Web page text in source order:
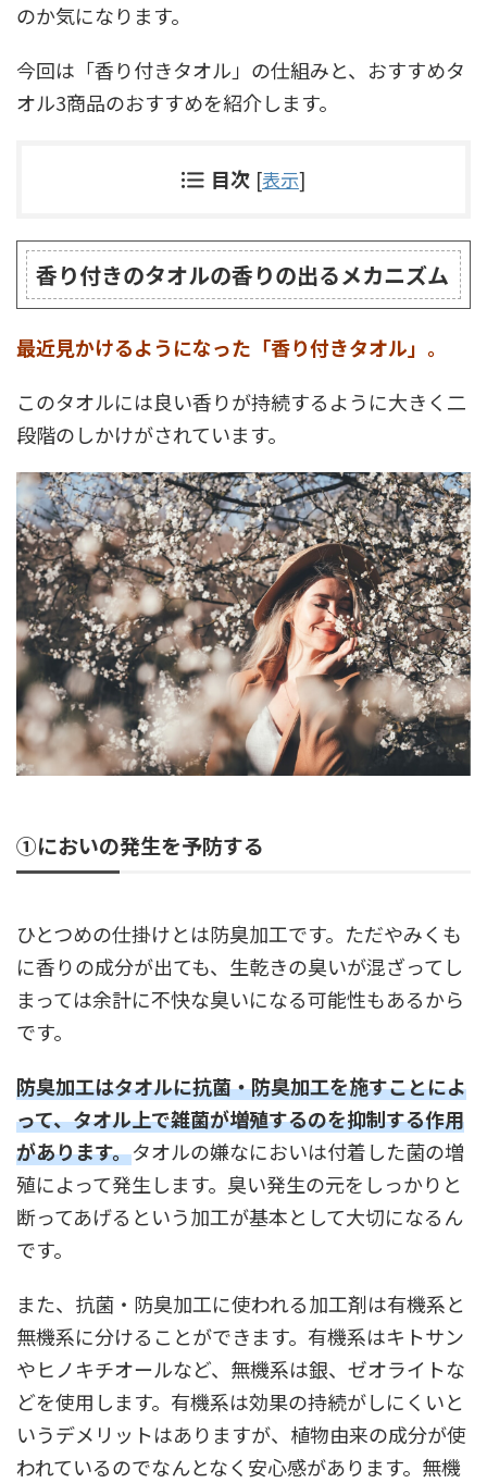
のか気になります。
今回は「香り付きタオル」の仕組みと、おすすめタ
オル3商品のおすすめを紹介します。
目次 [表示]
香り付きのタオルの香りの出るメカニズム
最近見かけるようになった「香り付きタオル」。
このタオルには良い香りが持続するように大きく二
段階のしかけがされています。
①においの発生を予防する
ひとつめの仕掛けとは防臭加工です。ただやみくも
に香りの成分が出ても、生乾きの臭いが混ざってし
まっては余計に不快な臭いになる可能性もあるから
です。
防臭加工はタオルに抗菌・防臭加工を施すことによ
って、タオル上で雑菌が増殖するのを抑制する作用
があります。タオルの嫌なにおいは付着した菌の増
殖によって発生します。臭い発生の元をしっかりと
断ってあげるという加工が基本として大切になるん
です。
また、抗菌・防臭加工に使われる加工剤は有機系と
無機系に分けることができます。有機系はキトサン
やヒノキチオールなど、無機系は銀、ゼオライトな
どを使用します。有機系は効果の持続がしにくいと
いうデメリットはありますが、植物由来の成分が使
われているのでなんとなく安心感があります。無機